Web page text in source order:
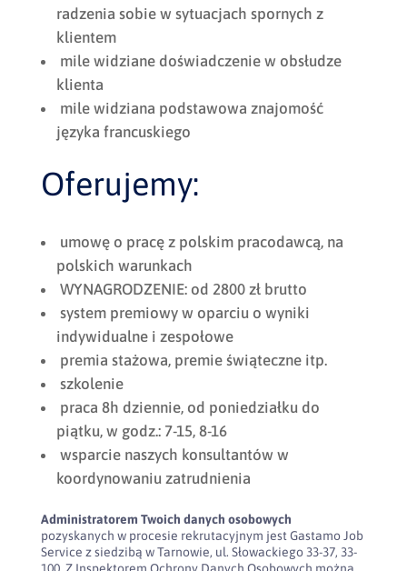
radzenia sobie w sytuacjach spornych z
klientem
mile widziane doświadczenie w obsłudze
klienta
mile widziana podstawowa znajomość
języka francuskiego
Oferujemy:
umowę o pracę z polskim pracodawcą, na
polskich warunkach
WYNAGRODZENIE: od 2800 zł brutto
system premiowy w oparciu o wyniki
indywidualne i zespołowe
premia stażowa, premie świąteczne itp.
szkolenie
praca 8h dziennie, od poniedziałku do
piątku, w godz.: 7-15, 8-16
wsparcie naszych konsultantów w
koordynowaniu zatrudnienia
Administratorem Twoich danych osobowych
pozyskanych w procesie rekrutacyjnym jest Gastamo Job
Service z siedzibą w Tarnowie, ul. Słowackiego 33-37, 33-